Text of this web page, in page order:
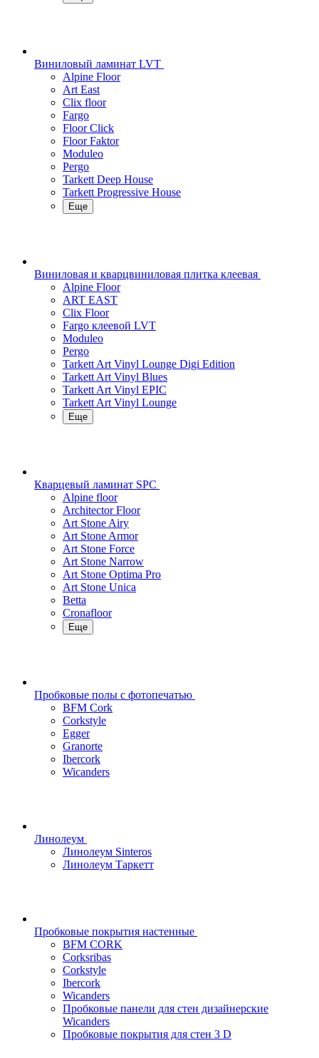
Виниловый ламинат LVT
Alpine Floor
Art East
Clix floor
Fargo
Floor Click
Floor Faktor
Moduleo
Pergo
Tarkett Deep House
Tarkett Progressive House
Еще
Виниловая и кварцвиниловая плитка клеевая
Alpine Floor
ART EAST
Clix Floor
Fargo клеевой LVT
Moduleo
Pergo
Tarkett Art Vinyl Lounge Digi Edition
Tarkett Art Vinyl Blues
Tarkett Art Vinyl EPIC
Tarkett Art Vinyl Lounge
Еще
Кварцевый ламинат SPC
Alpine floor
Architector Floor
Art Stone Airy
Art Stone Armor
Art Stone Force
Art Stone Narrow
Art Stone Optima Pro
Art Stone Unica
Betta
Cronafloor
Еще
Пробковые полы с фотопечатью
BFM Cork
Corkstyle
Egger
Granorte
Ibercork
Wicanders
Линолеум
Линолеум Sinteros
Линолеум Таркетт
Пробковые покрытия настенные
BFM CORK
Corksribas
Corkstyle
Ibercork
Wicanders
Пробковые панели для стен дизайнерские
Wicanders
Пробковые покрытия для стен 3 D